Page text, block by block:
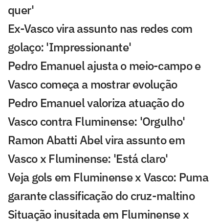
quer'
Ex-Vasco vira assunto nas redes com
golaço: 'Impressionante'
Pedro Emanuel ajusta o meio-campo e
Vasco começa a mostrar evolução
Pedro Emanuel valoriza atuação do
Vasco contra Fluminense: 'Orgulho'
Ramon Abatti Abel vira assunto em
Vasco x Fluminense: 'Está claro'
Veja gols em Fluminense x Vasco: Puma
garante classificação do cruz-maltino
Situação inusitada em Fluminense x